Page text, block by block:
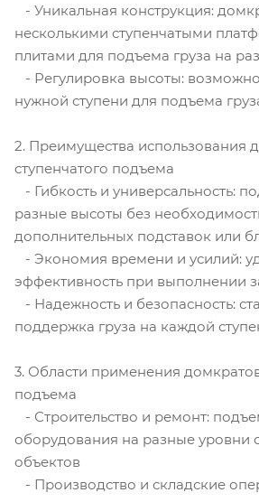
- Уникальная конструкция:
несколькими ступенчатыми
плитами для подъема груза на
- Регулировка высоты:
нужной ступени для подъема
2. Преимущества использования
ступенчатого подъема
- Гибкость и универсальность:
разные высоты без
дополнительных подставок или
- Экономия времени и усилий:
эффективность при выполнении
- Надежность и безопасность:
поддержка груза на каждой
3. Области применения
подъема
- Строительство и ремонт:
оборудования на разные уровни
объектов
- Производство и складские